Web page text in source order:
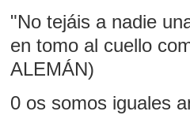
"No tejáis a nadie
en tomo al cuello
ALEMÁN)
0 os somos iguales